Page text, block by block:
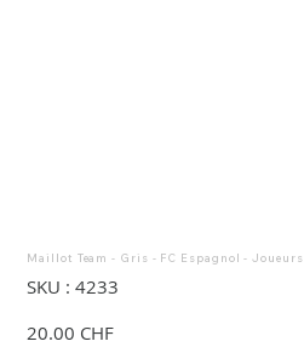
Maillot Team - Gris - FC Espagnol - Joueurs
SKU :
SKU
4233
4233
20.00 CHF